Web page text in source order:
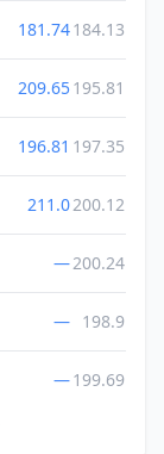
181.74184.13
209.65195.81
196.81 197.35
211.0200.12
—200.24
— 198.9
—199.69